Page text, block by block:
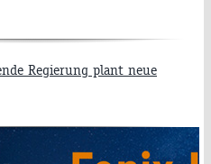
Regierung plant neue